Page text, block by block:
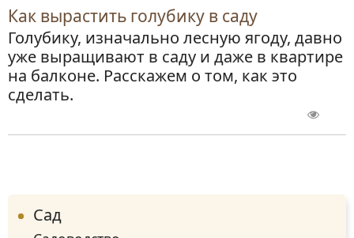
Как вырастить голубику в саду
Голубику, изначально лесную ягоду, давно
уже выращивают в саду и даже в квартире
на балконе. Расскажем о том, как это
сделать.
Сад